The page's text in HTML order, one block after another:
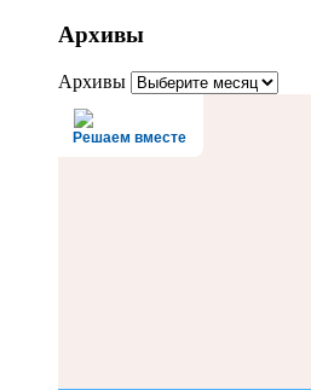
Архивы
Архивы
Решаем вместе